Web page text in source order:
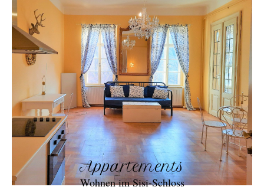
Appartements
Wohnen im Sisi-Schloss